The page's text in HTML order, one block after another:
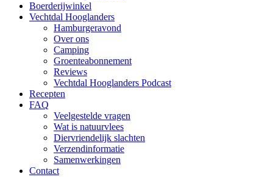
Boerderijwinkel
Vechtdal Hooglanders
Hamburgeravond
Over ons
Camping
Groenteabonnement
Reviews
Vechtdal Hooglanders Podcast
Recepten
FAQ
Veelgestelde vragen
Wat is natuurvlees
Diervriendelijk slachten
Verzendinformatie
Samenwerkingen
Contact